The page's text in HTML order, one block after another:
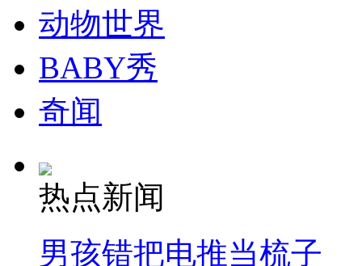
安徽一实载49人客车翻车
消防员救轻生者 花炮节热闹非凡
动物世界
BABY秀
奇闻
热点新闻
男孩错把电推当梳子